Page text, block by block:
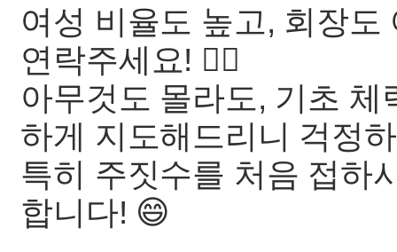
여성 비율도 높고, 회장
연락주세요! 🙋‍♀️
아무것도 몰라도, 기초
하게 지도해드리니 걱정
특히 주짓수를 처음 접하
합니다! 😄